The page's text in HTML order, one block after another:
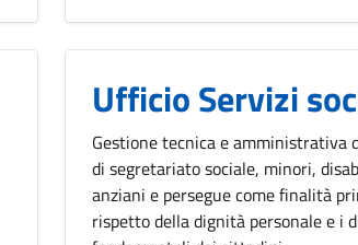
Ufficio Servizi
Gestione tecnica e amministrativa
di segretariato sociale, minori,
anziani e persegue come finalità
rispetto della dignità personale e i